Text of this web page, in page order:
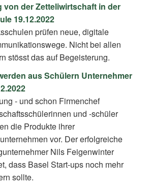
von der Zetteliwirtschaft in der
19.12.2022
prüfen neue, digitale
Nicht bei allen
stösst das auf Begeisterung.
aus Schülern Unternehmer
- und schon Firmenchef
und -schüler
die Produkte ihrer
vor. Der erfolgreiche
Nils Feigenwinter
dass Basel Start-ups noch mehr
sollte.